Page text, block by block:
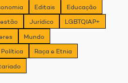
Editais
Educação
Jurídico
LGBTQIAP+
Mundo
Política
Raça e Etnia